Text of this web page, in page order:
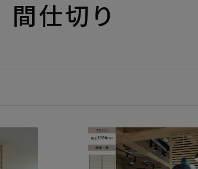
タカラ産業
川口技研
間仕切り